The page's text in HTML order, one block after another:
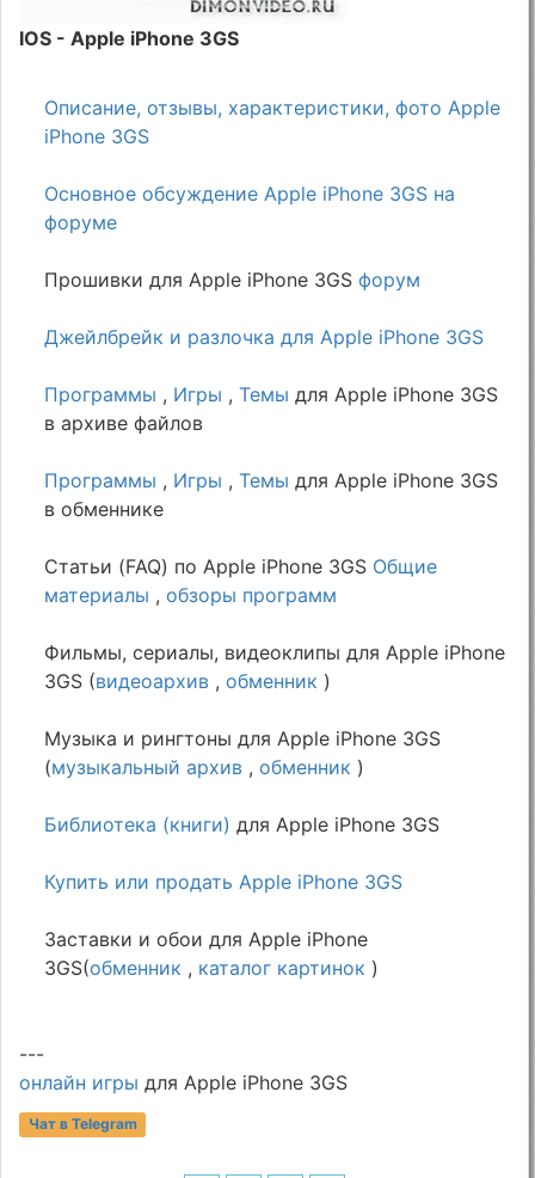
IOS - Apple iPhone 3GS
Описание, отзывы, характеристики, фото Apple
iPhone 3GS
Основное обсуждение Apple iPhone 3GS на
форуме
Прошивки для Apple iPhone 3GSфорум
Джейлбрейк и разлочка для Apple iPhone 3GS
Программы , Игры ,Темы для Apple iPhone 3GS
в архиве файлов
Программы , Игры ,Темы для Apple iPhone 3GS
в обменнике
Статьи (FAQ) по Apple iPhone 3GS Общие
материалы ,обзоры программ
Фильмы, сериалы, видеоклипы для Apple iPhone
3GS (видеоархив ,обменник )
Музыка и рингтоны для Apple iPhone 3GS
(музыкальный архив ,обменник )
Библиотека (книги) для Apple iPhone 3GS
Купить или продать Apple iPhone 3GS
Заставки и обои для Apple iPhone
3GS(обменник , каталог картинок )
---
онлайн игры для Apple iPhone 3GS
Чат в Telegram